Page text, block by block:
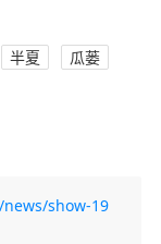
半夏 瓜蒌
show-19